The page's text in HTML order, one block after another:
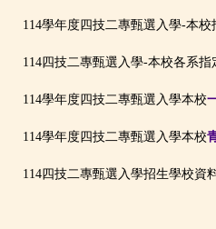
114學年度四技二專甄選入學-本校
114四技二專甄選入學-本校各系
114學年度四技二專甄選入學本校
114學年度四技二專甄選入學本校
114四技二專甄選入學招生學校資